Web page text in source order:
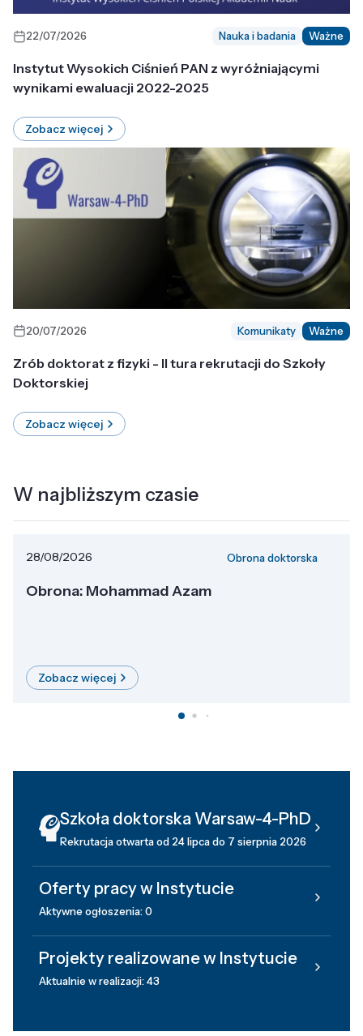
22/07/2026 Nauka i badania Ważne
Instytut Wysokich Ciśnień PAN z wyróżniającymi
wynikami ewaluacji 2022-2025
Zobacz więcej
20/07/2026 Komunikaty Ważne
Zrób doktorat z fizyki - II tura rekrutacji do Szkoły
Doktorskiej
Zobacz więcej
W najbliższym czasie
28/08/2026 Obrona doktorska
Obrona: Mohammad Azam
Zobacz więcej
Szkoła doktorska Warsaw-4-PhD
Rekrutacja otwarta od 24 lipca do 7 sierpnia 2026
Oferty pracy w Instytucie
Aktywne ogłoszenia: 0
Projekty realizowane w Instytucie
Aktualnie w realizacji: 43